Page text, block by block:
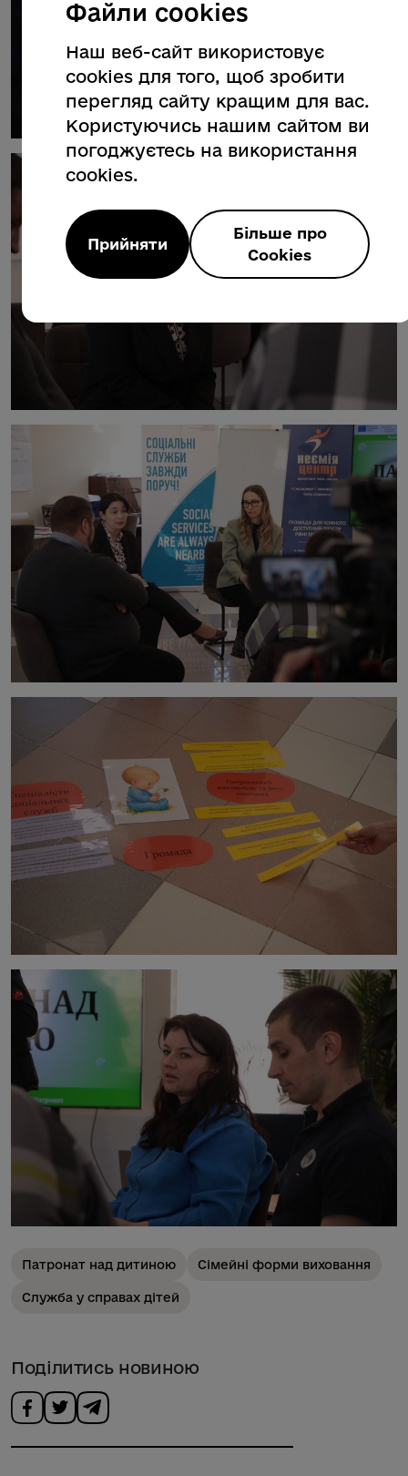
Патронат над дитиною Сімейні форми виховання
Служба у справах дітей
Поділитись новиною
Файли cookies
Наш веб-сайт використовує
cookies для того, щоб зробити
перегляд сайту кращим для вас.
Користуючись нашим сайтом ви
погоджуєтесь на використання
cookies.
Прийняти
Більше про
Cookies